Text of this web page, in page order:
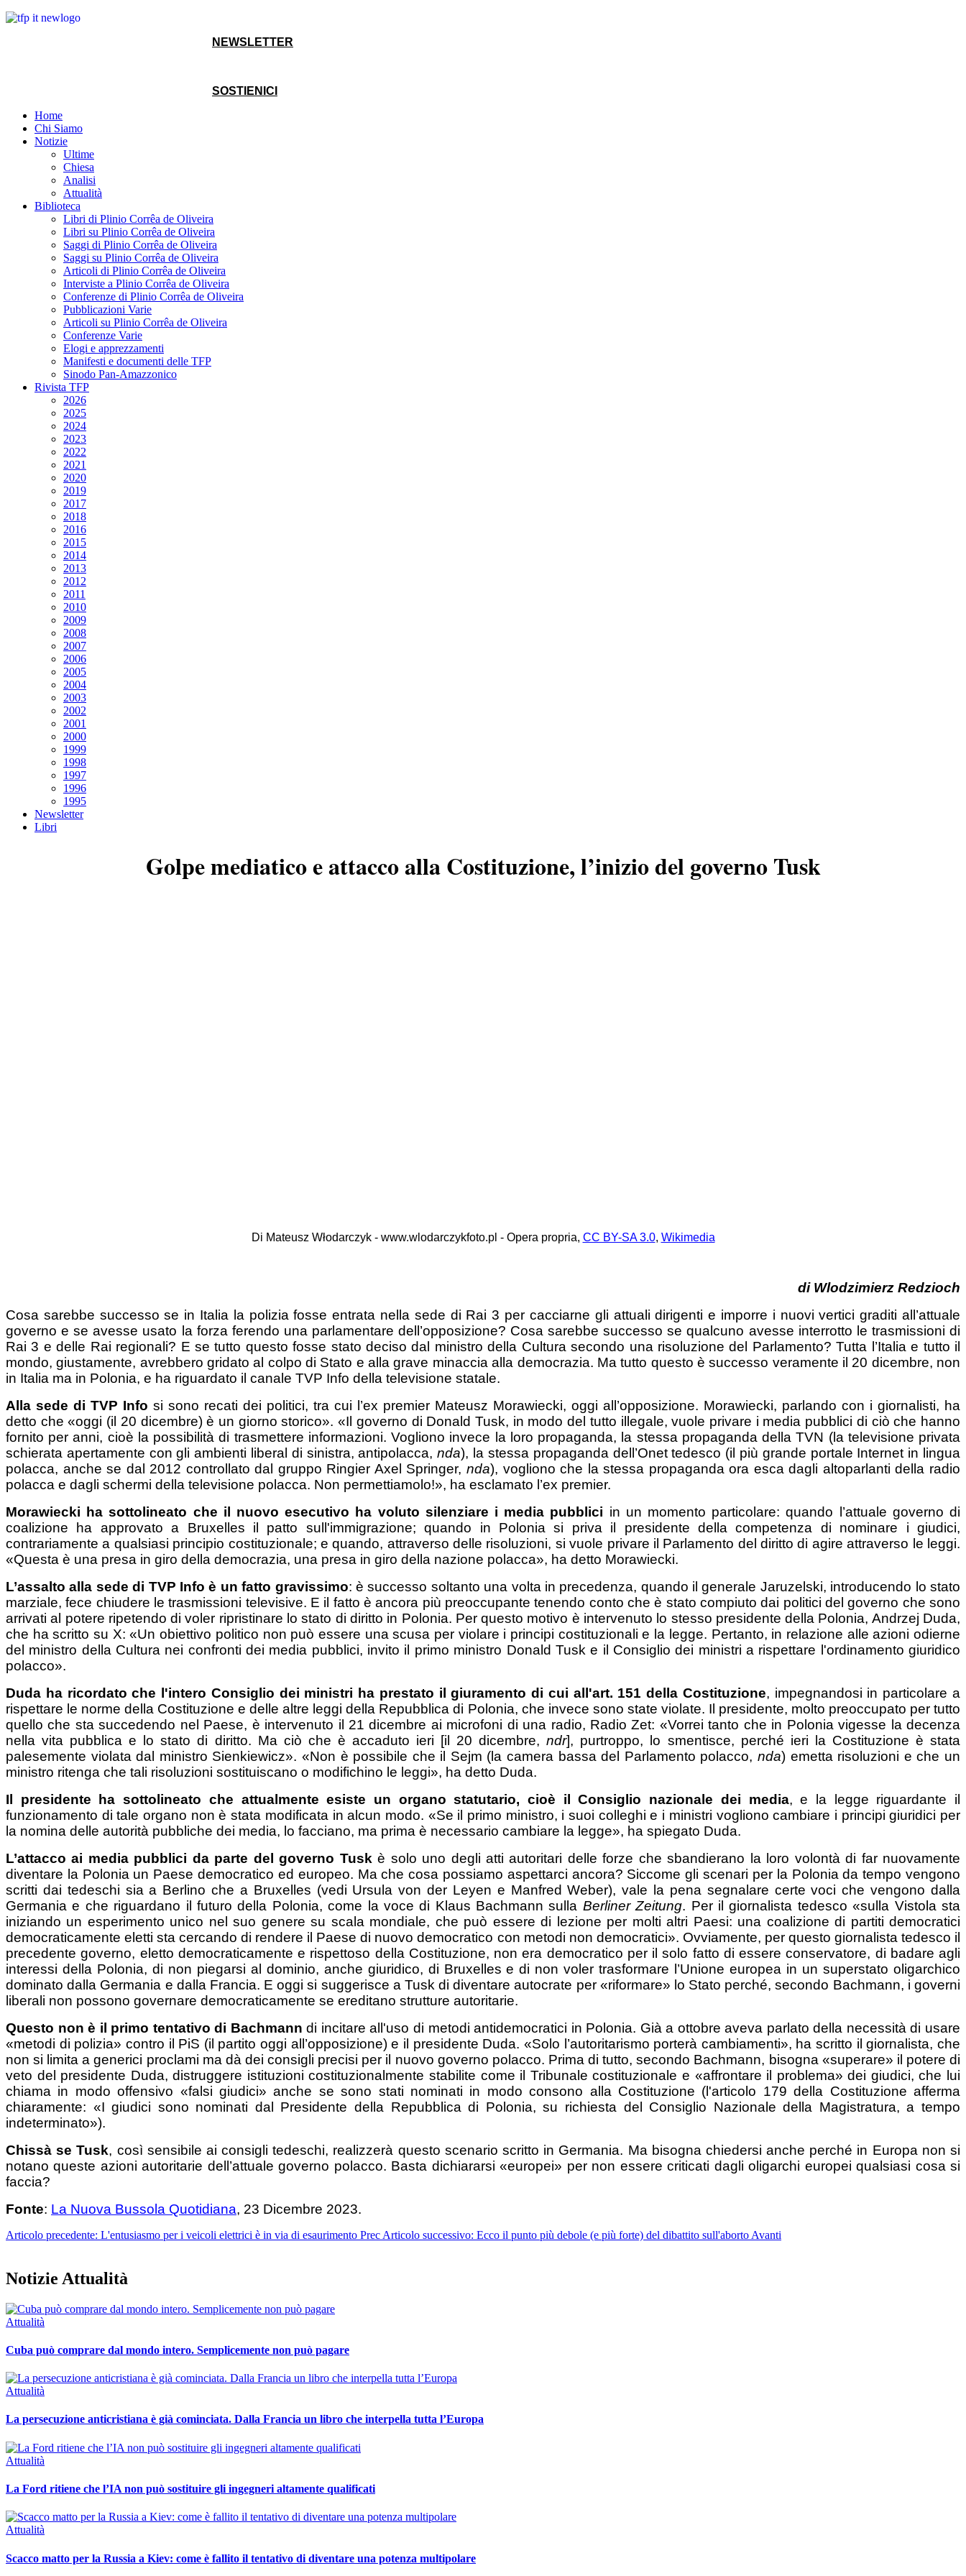
NEWSLETTER
SOSTIENICI
Home
Chi Siamo
Notizie
Ultime
Chiesa
Analisi
Attualità
Biblioteca
Libri di Plinio Corrêa de Oliveira
Libri su Plinio Corrêa de Oliveira
Saggi di Plinio Corrêa de Oliveira
Saggi su Plinio Corrêa de Oliveira
Articoli di Plinio Corrêa de Oliveira
Interviste a Plinio Corrêa de Oliveira
Conferenze di Plinio Corrêa de Oliveira
Pubblicazioni Varie
Articoli su Plinio Corrêa de Oliveira
Conferenze Varie
Elogi e apprezzamenti
Manifesti e documenti delle TFP
Sinodo Pan-Amazzonico
Rivista TFP
2026
2025
2024
2023
2022
2021
2020
2019
2017
2018
2016
2015
2014
2013
2012
2011
2010
2009
2008
2007
2006
2005
2004
2003
2002
2001
2000
1999
1998
1997
1996
1995
Newsletter
Libri
Golpe mediatico e attacco alla Costituzione, l’inizio del governo Tusk
Di Mateusz Włodarczyk - www.wlodarczykfoto.pl - Opera propria, CC BY-SA 3.0, Wikimedia
di Wlodzimierz Redzioch
Cosa sarebbe successo se in Italia la polizia fosse entrata nella sede di Rai 3 per cacciarne gli attuali dirigenti e imporre i nuovi vertici graditi all’attuale
governo e se avesse usato la forza ferendo una parlamentare dell’opposizione? Cosa sarebbe successo se qualcuno avesse interrotto le trasmissioni di
Rai 3 e delle Rai regionali? E se tutto questo fosse stato deciso dal ministro della Cultura secondo una risoluzione del Parlamento? Tutta l’Italia e tutto il
mondo, giustamente, avrebbero gridato al colpo di Stato e alla grave minaccia alla democrazia. Ma tutto questo è successo veramente il 20 dicembre, non
in Italia ma in Polonia, e ha riguardato il canale TVP Info della televisione statale.
Alla sede d i TVP Info si sono recati dei politici, tra cui l’ex premier Mateusz Morawiecki, oggi all’opposizione. Morawiecki, parlando con i giornalisti, ha
detto che «oggi (il 20 dicembre) è un giorno storico». «Il governo di Donald Tusk, in modo del tutto illegale, vuole privare i media pubblici di ciò che hanno
fornito per anni, cioè la possibilità di trasmettere informazioni. Vogliono invece la loro propaganda, la stessa propaganda della TVN (la televisione privata
schierata apertamente con gli ambienti liberal di sinistra, antipolacca,nda), la stessa propaganda dell’Onet tedesco (il più grande portale Internet in lingua
polacca, anche se dal 2012 controllato dal gruppo Ringier Axel Springer, nda), vogliono che la stessa propaganda ora esca dagli altoparlanti della radio
polacca e dagli schermi della televisione polacca. Non permettiamolo!», ha esclamato l’ex premier.
Morawiecki ha sottolineato che il nuovo esecutivo ha voluto silenziare i media pubblici in un momento particolare: quando l’attuale governo di
coalizione ha approvato a Bruxelles il patto sull'immigrazione; quando in Polonia si priva il presidente della competenza di nominare i giudici,
contrariamente a qualsiasi principio costituzionale; e quando, attraverso delle risoluzioni, si vuole privare il Parlamento del diritto di agire attraverso le leggi.
«Questa è una presa in giro della democrazia, una presa in giro della nazione polacca», ha detto Morawiecki.
L’assalto alla sede d i TVP Info è un fatto gravissimo: è successo soltanto una volta in precedenza, quando il generale Jaruzelski, introducendo lo stato
marziale, fece chiudere le trasmissioni televisive. E il fatto è ancora più preoccupante tenendo conto che è stato compiuto dai politici del governo che sono
arrivati al potere ripetendo di voler ripristinare lo stato di diritto in Polonia. Per questo motivo è intervenuto lo stesso presidente della Polonia, Andrzej Duda,
che ha scritto su X: «Un obiettivo politico non può essere una scusa per violare i principi costituzionali e la legge. Pertanto, in relazione alle azioni odierne
del ministro della Cultura nei confronti dei media pubblici, invito il primo ministro Donald Tusk e il Consiglio dei ministri a rispettare l'ordinamento giuridico
polacco».
Duda ha ricordato che l'intero Consiglio dei ministri ha prestato il giuramento di cui all'art. 151 della Costituzione, impegnandosi in particolare a
rispettare le norme della Costituzione e delle altre leggi della Repubblica di Polonia, che invece sono state violate. Il presidente, molto preoccupato per tutto
quello che sta succedendo nel Paese, è intervenuto il 21 dicembre ai microfoni di una radio, Radio Zet: «Vorrei tanto che in Polonia vigesse la decenza
nella vita pubblica e lo stato di diritto. Ma ciò che è accaduto ieri [il 20 dicembre,ndr], purtroppo, lo smentisce, perché ieri la Costituzione è stata
palesemente violata dal ministro Sienkiewicz». «Non è possibile che il Sejm (la camera bassa del Parlamento polacco,nda) emetta risoluzioni e che un
ministro ritenga che tali risoluzioni sostituiscano o modifichino le leggi», ha detto Duda.
Il presidente ha sottolineato che attualmente esiste un organo statutario, cioè il Consiglio nazionale dei media, e la legge riguardante il
funzionamento di tale organo non è stata modificata in alcun modo. «Se il primo ministro, i suoi colleghi e i ministri vogliono cambiare i principi giuridici per
la nomina delle autorità pubbliche dei media, lo facciano, ma prima è necessario cambiare la legge», ha spiegato Duda.
L’attacco ai media pubblici da parte del governo Tusk è solo uno degli atti autoritari delle forze che sbandierano la loro volontà di far nuovamente
diventare la Polonia un Paese democratico ed europeo. Ma che cosa possiamo aspettarci ancora? Siccome gli scenari per la Polonia da tempo vengono
scritti dai tedeschi sia a Berlino che a Bruxelles (vedi Ursula von der Leyen e Manfred Weber), vale la pena segnalare certe voci che vengono dalla
Germania e che riguardano il futuro della Polonia, come la voce di Klaus Bachmann sulla Berliner Zeitung. Per il giornalista tedesco «sulla Vistola sta
iniziando un esperimento unico nel suo genere su scala mondiale, che può essere di lezione per molti altri Paesi: una coalizione di partiti democratici
democraticamente eletti sta cercando di rendere il Paese di nuovo democratico con metodi non democratici». Ovviamente, per questo giornalista tedesco il
precedente governo, eletto democraticamente e rispettoso della Costituzione, non era democratico per il solo fatto di essere conservatore, di badare agli
interessi della Polonia, di non piegarsi al dominio, anche giuridico, di Bruxelles e di non voler trasformare l’Unione europea in un superstato oligarchico
dominato dalla Germania e dalla Francia. E oggi si suggerisce a Tusk di diventare autocrate per «riformare» lo Stato perché, secondo Bachmann, i governi
liberali non possono governare democraticamente se ereditano strutture autoritarie.
Questo non è il primo tentativo di Bachmann di incitare all'uso di metodi antidemocratici in Polonia. Già a ottobre aveva parlato della necessità di usare
«metodi di polizia» contro il PiS (il partito oggi all’opposizione) e il presidente Duda. «Solo l’autoritarismo porterà cambiamenti», ha scritto il giornalista, che
non si limita a generici proclami ma dà dei consigli precisi per il nuovo governo polacco. Prima di tutto, secondo Bachmann, bisogna «superare» il potere di
veto del presidente Duda, distruggere istituzioni costituzionalmente stabilite come il Tribunale costituzionale e «affrontare il problema» dei giudici, che lui
chiama in modo offensivo «falsi giudici» anche se sono stati nominati in modo consono alla Costituzione (l'articolo 179 della Costituzione afferma
chiaramente: «I giudici sono nominati dal Presidente della Repubblica di Polonia, su richiesta del Consiglio Nazionale della Magistratura, a tempo
indeterminato»).
Chissà se Tusk, così sensibile ai consigli tedeschi, realizzerà questo scenario scritto in Germania. Ma bisogna chiedersi anche perché in Europa non si
notano queste azioni autoritarie dell’attuale governo polacco. Basta dichiararsi «europei» per non essere criticati dagli oligarchi europei qualsiasi cosa si
faccia?
Fonte: La Nuova Bussola Quotidiana, 23 Dicembre 2023.
Articolo precedente: L'entusiasmo per i veicoli elettrici è in via di esaurimento Prec Articolo successivo: Ecco il punto più debole (e più forte) del dibattito sull'aborto Avanti
Notizie Attualità
Attualità
Cuba può comprare dal mondo intero. Semplicemente non può pagare
Attualità
La persecuzione anticristiana è già cominciata. Dalla Francia un libro che interpella tutta l’Europa
Attualità
La Ford ritiene che l’IA non può sostituire gli ingegneri altamente qualificati
Attualità
Scacco matto per la Russia a Kiev: come è fallito il tentativo di diventare una potenza multipolare